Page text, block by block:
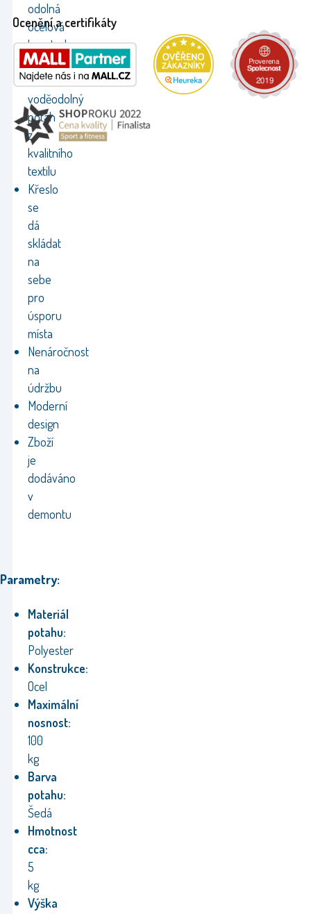
odolná
ocelová
konstrukce
Prodyšný
a
voděodolný
potah
z
kvalitního
textilu
Křeslo
se
dá
skládat
na
sebe
pro
úsporu
místa
Nenáročnost
na
údržbu
Moderní
design
Zboží
je
dodáváno
v
demontu
Parametry:
Materiál
potahu:
Polyester
Konstrukce:
Ocel
Maximální
nosnost:
100
kg
Barva
potahu:
Šedá
Hmotnost
cca:
5
kg
Výška
Ocenění a certifikáty